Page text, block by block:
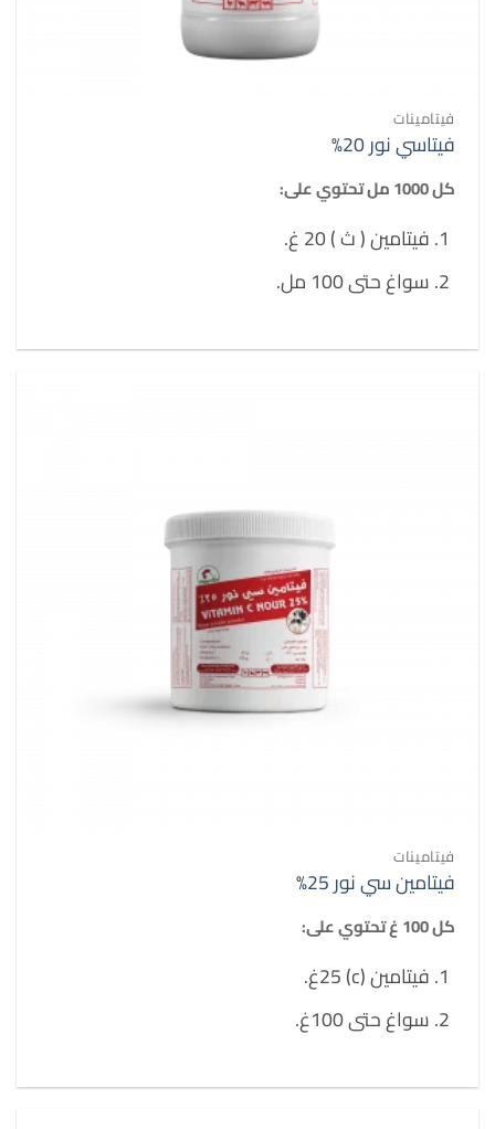
فيتامينات
فيتاسي نور 20%
كل 1000 مل تحتوي على:
فيتامين ( ث ) 20 غ.
سواغ حتى 100 مل.
فيتامينات
فيتامين سي نور 25%
كل 100 غ تحتوي على:
فيتامين (c) 25غ.
سواغ حتى 100غ.